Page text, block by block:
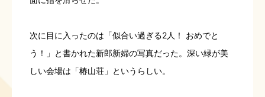
次に目に入ったのは「似合い過ぎる2人！ おめでと
う！」と書かれた新郎新婦の写真だった。深い緑が美
しい会場は「椿山荘」というらしい。